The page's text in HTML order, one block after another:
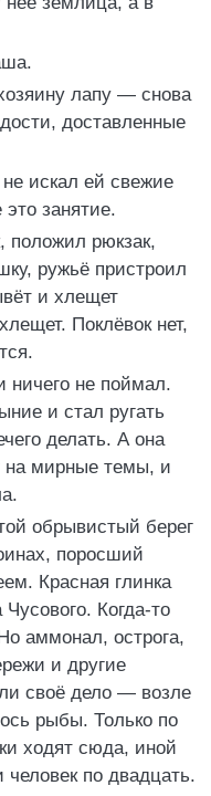
лапу — снова
доставленные
искал ей свежие
занятие.
положил рюкзак,
ружьё пристроил
и хлещет
Поклёвок нет,
не поймал.
и стал ругать
делать. А она
на мирные темы, и
обрывистый берег
поросший
Красная глинка
Когда-то
аммонал, острога,
и другие
своё дело — возле
рыбы. Только по
ходят сюда, иной
человек по двадцать.